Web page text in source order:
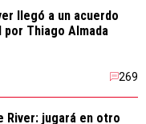
llegó a un acuerdo
Thiago Almada
269
River: jugará en otro